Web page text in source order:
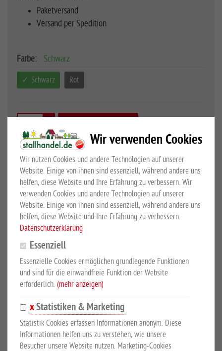
Paketversand
Versand per Spedition
Farbe: Schwarz
Schwarz Rot
Großewinkelmann GmbH & Co.KG
Art.Nr.10050785-1
Großewinkelmann GmbH & Co.KG
KUNDEN KAUFTEN AUCH
Wir verwenden Cookies
Wir nutzen Cookies und andere Technologien auf unserer
Website. Einige von ihnen sind essenziell, während andere uns
helfen, diese Website und Ihre Erfahrung zu verbessern. Wir
verwenden Cookies und andere Technologien auf unserer
Website. Einige von ihnen sind essenziell, während andere uns
helfen, diese Website und Ihre Erfahrung zu verbessern.
Datenschutzerklärung
Essenziell
Essenzielle Cookies ermöglichen grundlegende Funktionen
und sind für die einwandfreie Funktion der Website
erforderlich. (mehr anzeigen)
Statistiken & Marketing
Statistik Cookies erfassen Informationen anonym. Diese
Informationen helfen uns zu verstehen, wie unsere
Besucher unsere Website nutzen. Marketing-Cookies